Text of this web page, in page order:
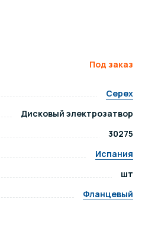
Под заказ
Cepex
Дисковый электрозатвор
30275
Испания
шт
Фланцевый